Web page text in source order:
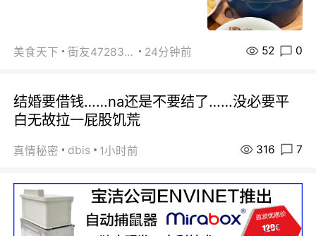
美食天下 街友472838572 24分钟前 52 0
结婚要借钱……na还是不要结了……没必要平
白无故拉一屁股饥荒
真情秘密 dbis 1小时前 316 7